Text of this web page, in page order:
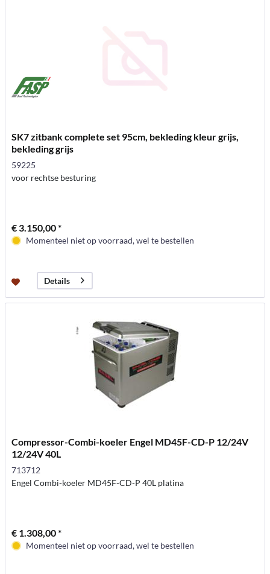
SK7 zitbank complete set 95cm, bekleding kleur grijs,
bekleding grijs
59225
voor rechtse besturing
€ 3.150,00 *
Momenteel niet op voorraad, wel te bestellen
Details
Compressor-Combi-koeler Engel MD45F-CD-P 12/24V
12/24V 40L
713712
Engel Combi-koeler MD45F-CD-P 40L platina
€ 1.308,00 *
Momenteel niet op voorraad, wel te bestellen